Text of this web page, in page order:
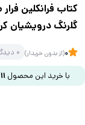
کتاب فرانکلین
گلرنگ درویشیان
0(از بدون خریدار) 0 دیدگاه
با خرید این محصول 11